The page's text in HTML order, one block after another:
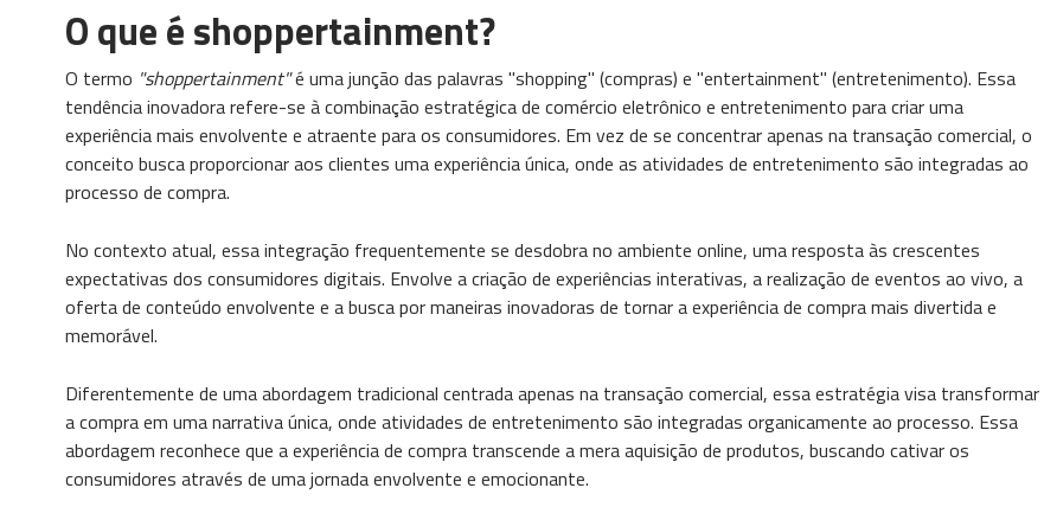
O que é shoppertainment?
O termo "shoppertainment"é uma junção das palavras "shopping" (compras) e "entertainment" (entretenimento). Essa
tendência inovadora refere-se à combinação estratégica de comércio eletrônico e entretenimento para criar uma
experiência mais envolvente e atraente para os consumidores. Em vez de se concentrar apenas na transação comercial, o
conceito busca proporcionar aos clientes uma experiência única, onde as atividades de entretenimento são integradas ao
processo de compra.
No contexto atual, essa integração frequentemente se desdobra no ambiente online, uma resposta às crescentes
expectativas dos consumidores digitais. Envolve a criação de experiências interativas, a realização de eventos ao vivo, a
oferta de conteúdo envolvente e a busca por maneiras inovadoras de tornar a experiência de compra mais divertida e
memorável.
Diferentemente de uma abordagem tradicional centrada apenas na transação comercial, essa estratégia visa transformar
a compra em uma narrativa única, onde atividades de entretenimento são integradas organicamente ao processo. Essa
abordagem reconhece que a experiência de compra transcende a mera aquisição de produtos, buscando cativar os
consumidores através de uma jornada envolvente e emocionante.